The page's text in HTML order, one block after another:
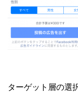
ターゲット層の選